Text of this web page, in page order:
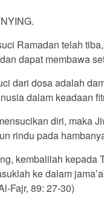
Ramadan telah
dapat membawa
dari dosa adalah
dalam keadaan
diri, maka
rindu pada
kembalilah kepada
ke dalam
Fajr, 89: 27-30)